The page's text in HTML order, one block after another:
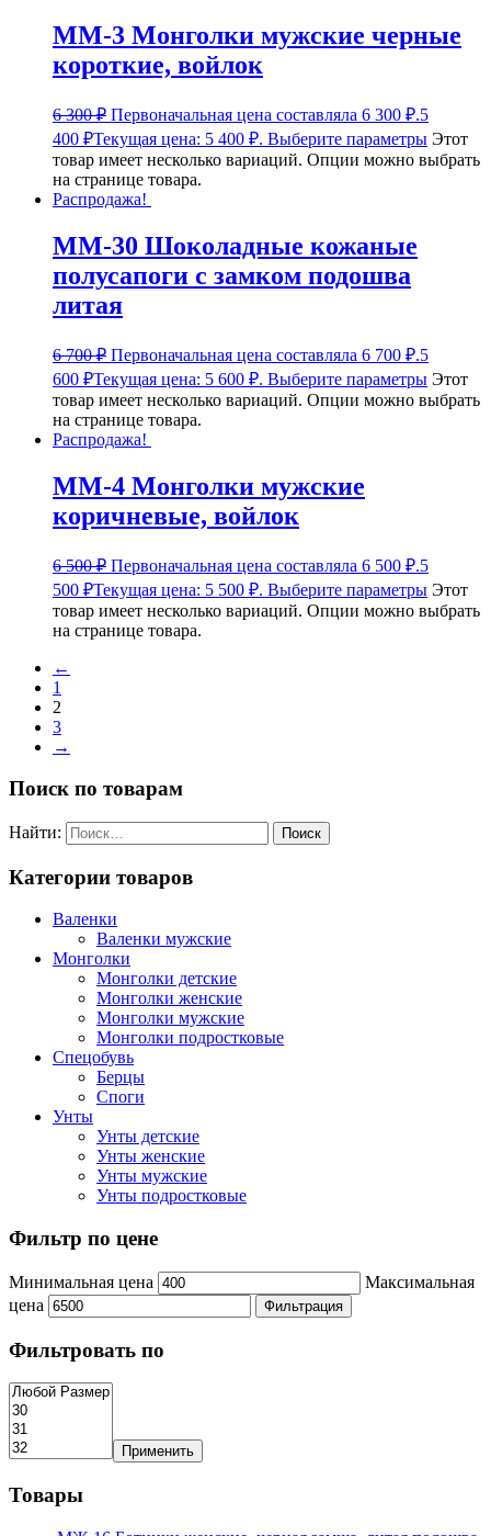
ММ-3 Монголки мужские черные
короткие, войлок
6 300₽ Первоначальная цена составляла 6 300 ₽.5
400 ₽Текущая цена: 5 400 ₽. Выберите параметры Этот
товар имеет несколько вариаций. Опции можно выбрать
на странице товара.
Распродажа!
ММ-30 Шоколадные кожаные
полусапоги с замком подошва
литая
6 700₽ Первоначальная цена составляла 6 700 ₽.5
600 ₽Текущая цена: 5 600 ₽. Выберите параметры Этот
товар имеет несколько вариаций. Опции можно выбрать
на странице товара.
Распродажа!
ММ-4 Монголки мужские
коричневые, войлок
6 500₽ Первоначальная цена составляла 6 500 ₽.5
500 ₽Текущая цена: 5 500 ₽. Выберите параметры Этот
товар имеет несколько вариаций. Опции можно выбрать
на странице товара.
←
1
2
3
→
Поиск по товарам
Найти:
Категории товаров
Валенки
Валенки мужские
Монголки
Монголки детские
Монголки женские
Монголки мужские
Монголки подростковые
Спецобувь
Берцы
Споги
Унты
Унты детские
Унты женские
Унты мужские
Унты подростковые
Фильтр по цене
Минимальная цена
Максимальная
цена
Фильтрация
Фильтровать по
Применить
Товары